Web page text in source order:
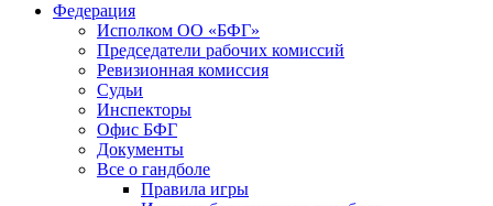
Федерация
Исполком ОО «БФГ»
Председатели рабочих комиссий
Ревизионная комиссия
Судьи
Инспекторы
Офис БФГ
Документы
Все о гандболе
Правила игры